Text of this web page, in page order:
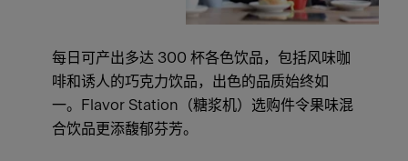
每日可产出多达 300 杯各色饮品，包括风味咖
啡和诱人的巧克力饮品，出色的品质始终如
一。Flavor Station（糖浆机）选购件令果味混
合饮品更添馥郁芬芳。